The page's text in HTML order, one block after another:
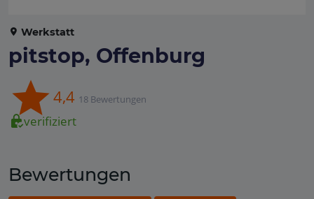
Werkstatt
pitstop, Offenburg
4,4 18 Bewertungen
verifiziert
Bewertungen